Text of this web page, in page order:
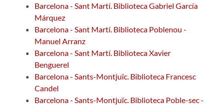
Barcelona - Sant Martí. Biblioteca Gabriel García
Márquez
Barcelona - Sant Martí. Biblioteca Poblenou -
Manuel Arranz
Barcelona - Sant Martí. Biblioteca Xavier
Benguerel
Barcelona - Sants-Montjuïc. Biblioteca Francesc
Candel
Barcelona - Sants-Montjuïc. Biblioteca Poble-sec -